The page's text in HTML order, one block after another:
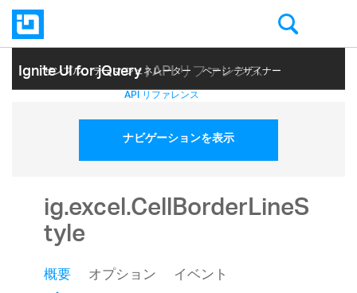
Ignite UI for jQuery| API リファレンス
サンプル テーマ ジェネレーター ページ デザイナー
ヘルプ トピック API リファレンス
ナビゲーションを表示
ig.excel.CellBorderLineS
tyle
概要 オプション
イベント